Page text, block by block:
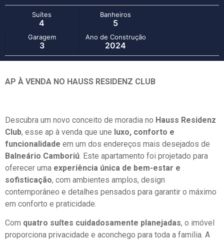
Suítes
4
Banheiros
5
Garagem
3
Ano de Construção
2024
AP À VENDA NO HAUSS RESIDENZ CLUB
Descubra um novo conceito de moradia no Hauss Residenz
Club, esse ap à venda que une luxo, conforto e
funcionalidade em um dos endereços mais desejados de
Balneário Camboriú . Este apartamento foi projetado para
oferecer uma experiência única de bem-estar e
sofisticação, com ambientes amplos, design
contemporâneo e detalhes pensados para garantir o máximo
em conforto e praticidade.
Com quatro suítes cuidadosamente planejadas, o imóvel
proporciona privacidade e aconchego para toda a família. A